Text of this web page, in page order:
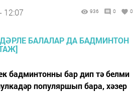
12:07 936 0 0
бадминтонны бар дип тә белми
популяршып бара, хәзер